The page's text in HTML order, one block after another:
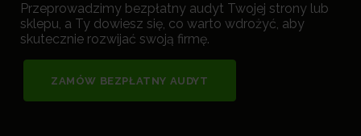
Przeprowadzimy bezpłatny audyt Twojej strony lub
sklepu, a Ty dowiesz się, co warto wdrożyć, aby
skutecznie rozwijać swoją firmę.
ZAMÓW BEZPŁATNY AUDYT